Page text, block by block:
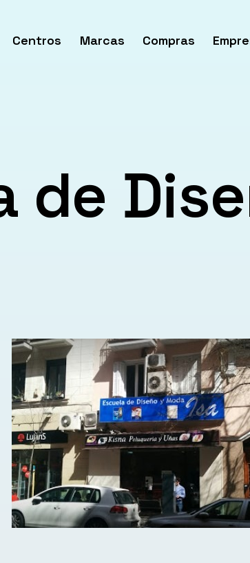
Centros Marcas Compras
de